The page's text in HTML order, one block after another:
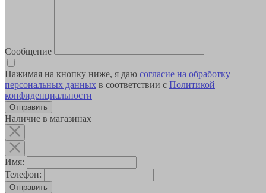
Сообщение
Нажимая на кнопку ниже, я даю согласие на обработку
персональных данных в соответствии с Политикой
конфиденциальности
Наличие в магазинах
Имя:
Телефон:
Отправить